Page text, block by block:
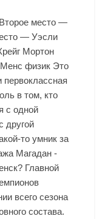
место —
— Уэсли
Мортон
физик Это
в том, кто
с одной
другой
то умник за
Магадан -
Главной
всего сезона
состава.